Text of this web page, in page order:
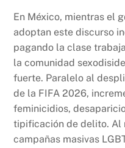
En México, mientras el
adoptan este discurso
pagando la clase
la comunidad
fuerte. Paralelo al
de la FIFA 2026,
feminicidios,
tipificación de delito. Al
campañas masivas